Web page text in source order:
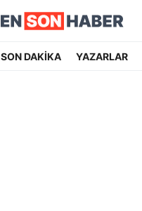
SON DAKİKA YAZARLAR